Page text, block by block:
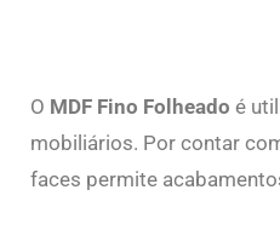
O MDF Fino Folheado é
mobiliários. Por contar
faces permite